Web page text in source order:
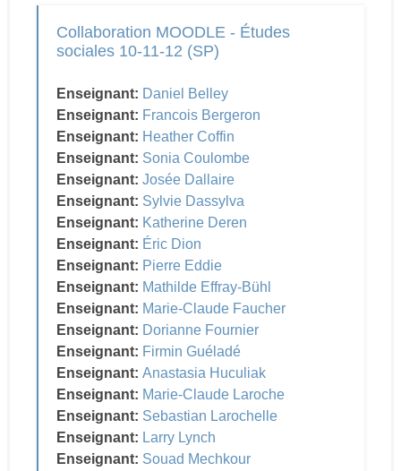
Collaboration MOODLE - Études
sociales 10-11-12 (SP)
Enseignant: Daniel Belley
Enseignant: Francois Bergeron
Enseignant: Heather Coffin
Enseignant: Sonia Coulombe
Enseignant: Josée Dallaire
Enseignant: Sylvie Dassylva
Enseignant: Katherine Deren
Enseignant: Éric Dion
Enseignant: Pierre Eddie
Enseignant: Mathilde Effray-Bühl
Enseignant: Marie-Claude Faucher
Enseignant: Dorianne Fournier
Enseignant: Firmin Guéladé
Enseignant: Anastasia Huculiak
Enseignant: Marie-Claude Laroche
Enseignant: Sebastian Larochelle
Enseignant: Larry Lynch
Enseignant: Souad Mechkour